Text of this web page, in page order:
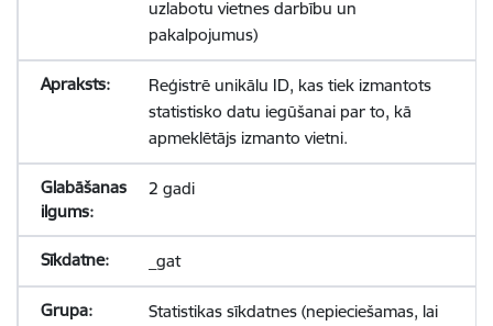
uzlabotu vietnes darbību un
pakalpojumus)
Reģistrē unikālu ID, kas tiek izmantots
statistisko datu iegūšanai par to, kā
apmeklētājs izmanto vietni.
2 gadi
_gat
Statistikas sīkdatnes (nepieciešamas, lai